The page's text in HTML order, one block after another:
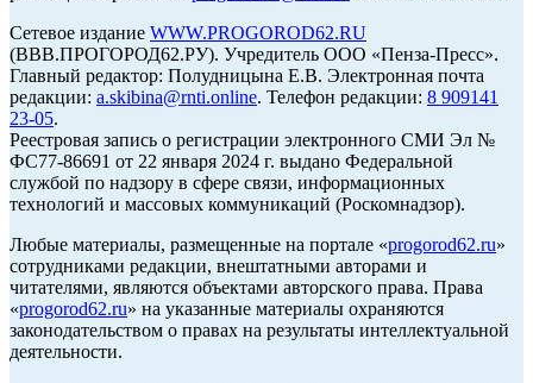
Сетевое издание WWW.PROGOROD62.RU
(ВВВ.ПРОГОРОД62.РУ). Учредитель ООО «Пенза-Пресс».
Главный редактор: Полудницына Е.В. Электронная почта
редакции: a.skibina@rnti.online. Телефон редакции: 8 909141
23-05.
Реестровая запись о регистрации электронного СМИ Эл №
ФС77-86691 от 22 января 2024 г. выдано Федеральной
службой по надзору в сфере связи, информационных
технологий и массовых коммуникаций (Роскомнадзор).
Любые материалы, размещенные на портале «progorod62.ru»
сотрудниками редакции, внештатными авторами и
читателями, являются объектами авторского права. Права
«progorod62.ru» на указанные материалы охраняются
законодательством о правах на результаты интеллектуальной
деятельности.